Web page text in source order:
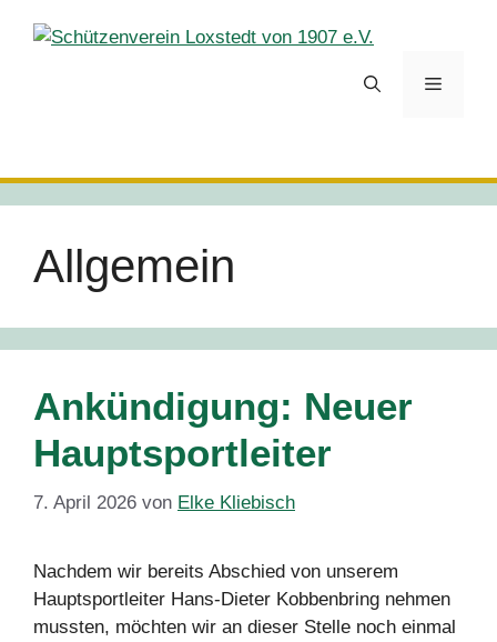
Inhalt
Menü
Allgemein
Ankündigung: Neuer
Hauptsportleiter
7. April 2026 von Elke Kliebisch
Nachdem wir bereits Abschied von unserem
Hauptsportleiter Hans-Dieter Kobbenbring nehmen
mussten, möchten wir an dieser Stelle noch einmal